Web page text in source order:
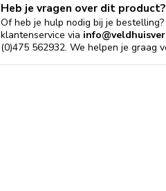
Heb je vragen over dit product?
Of heb je hulp nodig bij je
klantenservice via
(0)475 562932. We helpen je graag